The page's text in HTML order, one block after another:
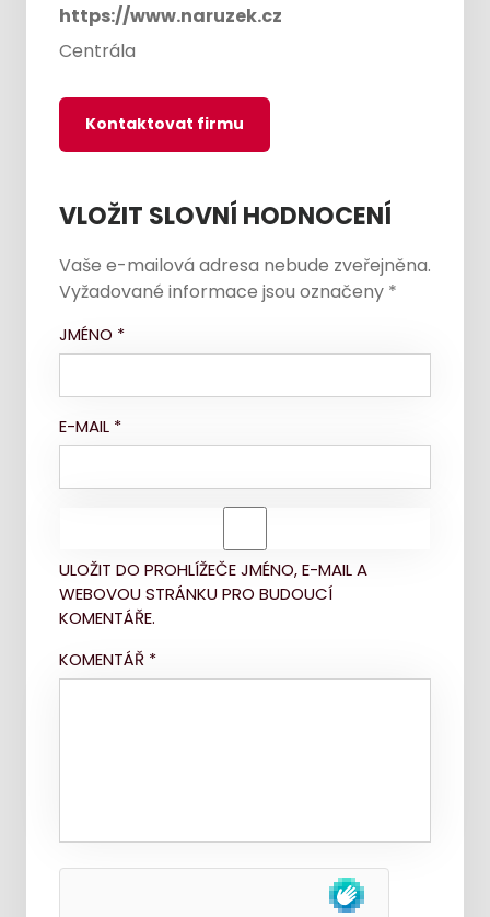
https://www.naruzek.cz
Centrála
Kontaktovat firmu
VLOŽIT SLOVNÍ HODNOCENÍ
Vaše e-mailová adresa nebude zveřejněna.
Vyžadované informace jsou označeny *
JMÉNO *
E-MAIL *
ULOŽIT DO PROHLÍŽEČE JMÉNO, E-MAIL A
WEBOVOU STRÁNKU PRO BUDOUCÍ
KOMENTÁŘE.
KOMENTÁŘ *